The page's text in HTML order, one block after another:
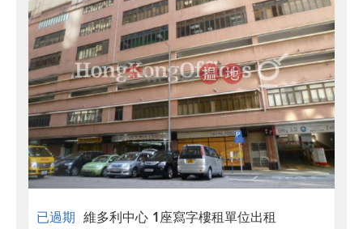
已過期 維多利中心 1座寫字樓租單位出租